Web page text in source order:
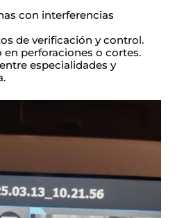
con interferencias
de verificación y control.
en perforaciones o cortes.
especialidades y